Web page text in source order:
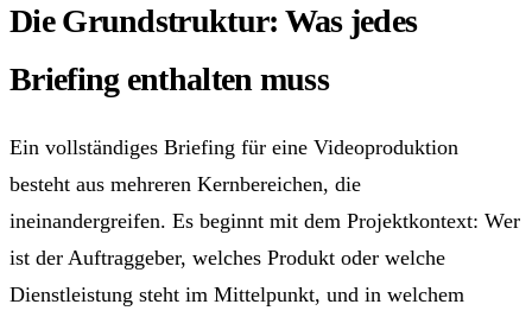
Die Grundstruktur: Was jedes
Briefing enthalten muss
Ein vollständiges Briefing für eine Videoproduktion
besteht aus mehreren Kernbereichen, die
ineinandergreifen. Es beginnt mit dem Projektkontext: Wer
ist der Auftraggeber, welches Produkt oder welche
Dienstleistung steht im Mittelpunkt, und in welchem